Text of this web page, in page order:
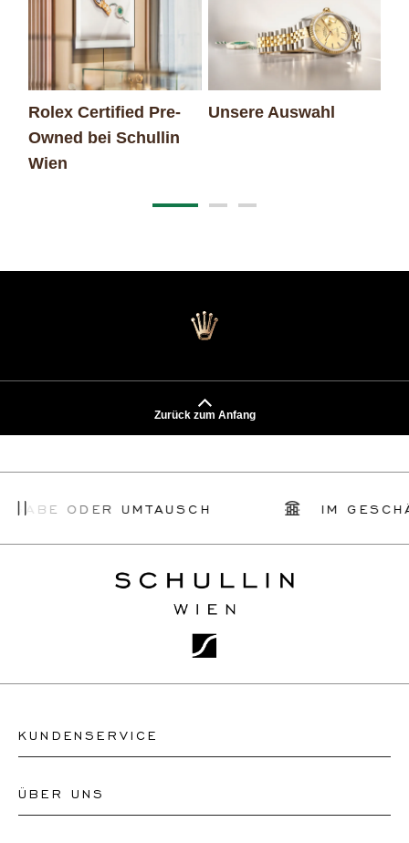
Rolex Certified Pre-
Owned bei Schullin
Wien
Unsere Auswahl
Zurück zum Anfang
ODER UMTAUSCH IM GESCHÄFT
KUNDENSERVICE
Kontakt Uhrengeschäft
ÜBER UNS